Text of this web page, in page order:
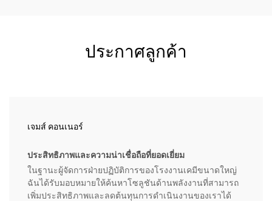
ประกาศลูกค้า
เจมส์ คอนเนอร์
ประสิทธิภาพและความน่าเชื่อถือที่ยอดเยี่ยม
ในฐานะผู้จัดการฝ่ายปฏิบัติการของโรงงานเคมีขนาดใหญ่
ฉันได้รับมอบหมายให้ค้นหาโซลูชันด้านพลังงานที่สามารถ
เพิ่มประสิทธิภาพและลดต้นทุนการดำเนินงานของเราได้